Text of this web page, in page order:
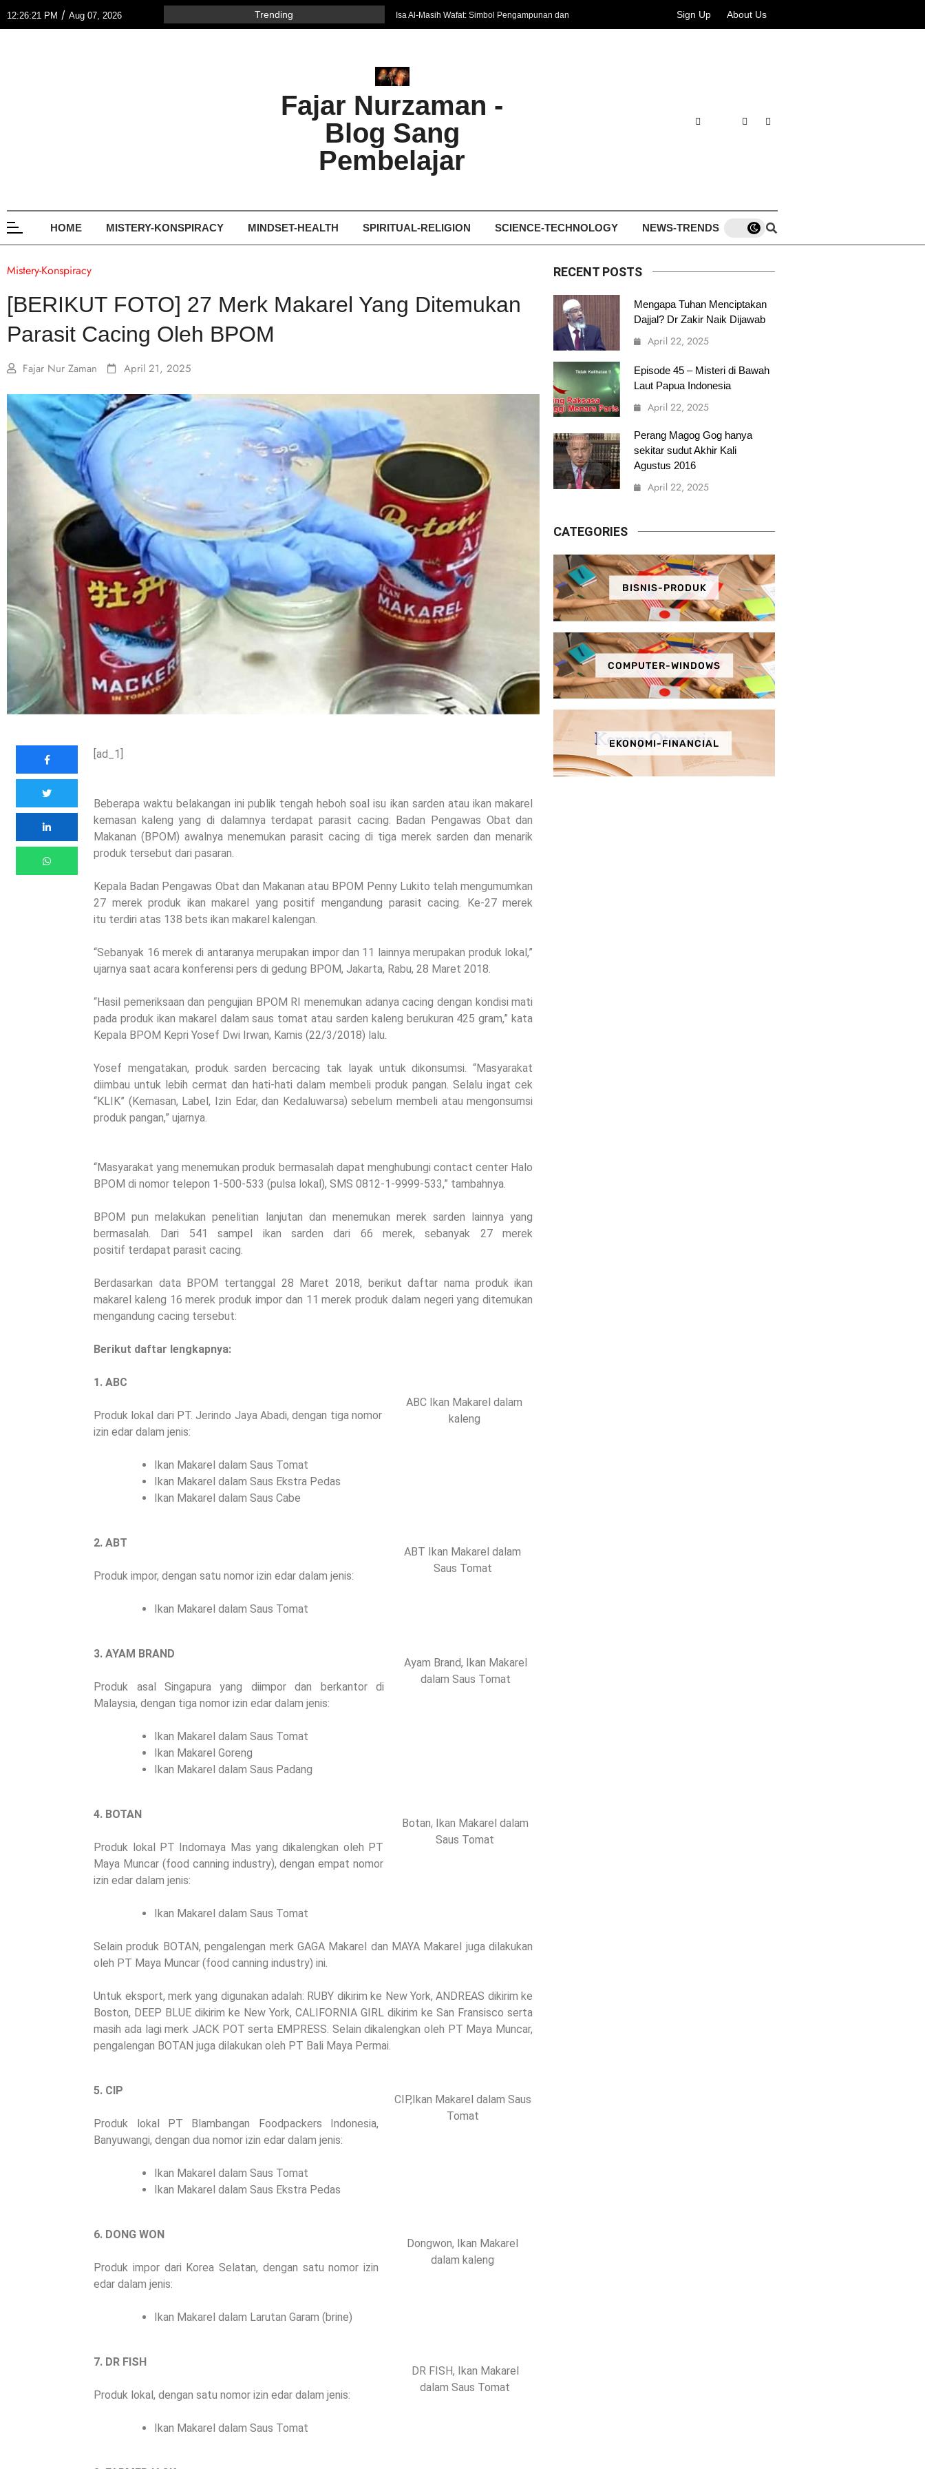
12:26:21 PM / Aug 07, 2026 Trending
Isa Al-Masih Wafat: Simbol Pengampunan dan
Harapan Baru
Ghosting: Menghilang Tanpa Jejak, Tren Toxic
Bukan Seberapa Keras Kita Jatuh, tetapi
Bagaimana Kita Bangkit Kembali
Dampak Fatherless: Ketika Anak Salah
Mengartikan Cinta dan Kasih Sayang
Sign Up About Us
Fajar Nurzaman -
Blog Sang
Pembelajar
HOME MISTERY-KONSPIRACY MINDSET-HEALTH SPIRITUAL-RELIGION SCIENCE-TECHNOLOGY NEWS-TRENDS
Mistery-Konspiracy
[BERIKUT FOTO] 27 Merk Makarel Yang Ditemukan
Parasit Cacing Oleh BPOM
Fajar Nur Zaman April 21, 2025
[ad_1]
Beberapa waktu belakangan ini publik tengah heboh soal isu ikan sarden atau ikan makarel
kemasan kaleng yang di dalamnya terdapat parasit cacing. Badan Pengawas Obat dan
Makanan (BPOM) awalnya menemukan parasit cacing di tiga merek sarden dan menarik
produk tersebut dari pasaran.
Kepala Badan Pengawas Obat dan Makanan atau BPOM Penny Lukito telah mengumumkan
27 merek produk ikan makarel yang positif mengandung parasit cacing. Ke-27 merek
itu terdiri atas 138 bets ikan makarel kalengan.
“Sebanyak 16 merek di antaranya merupakan impor dan 11 lainnya merupakan produk lokal,”
ujarnya saat acara konferensi pers di gedung BPOM, Jakarta, Rabu, 28 Maret 2018.
“Hasil pemeriksaan dan pengujian BPOM RI menemukan adanya cacing dengan kondisi mati
pada produk ikan makarel dalam saus tomat atau sarden kaleng berukuran 425 gram,” kata
Kepala BPOM Kepri Yosef Dwi Irwan, Kamis (22/3/2018) lalu.
Yosef mengatakan, produk sarden bercacing tak layak untuk dikonsumsi. “Masyarakat
diimbau untuk lebih cermat dan hati-hati dalam membeli produk pangan. Selalu ingat cek
“KLIK” (Kemasan, Label, Izin Edar, dan Kedaluwarsa) sebelum membeli atau mengonsumsi
produk pangan,” ujarnya.
“Masyarakat yang menemukan produk bermasalah dapat menghubungi contact center Halo
BPOM di nomor telepon 1-500-533 (pulsa lokal), SMS 0812-1-9999-533,” tambahnya.
BPOM pun melakukan penelitian lanjutan dan menemukan merek sarden lainnya yang
bermasalah. Dari 541 sampel ikan sarden dari 66 merek, sebanyak 27 merek
positif terdapat parasit cacing.
Berdasarkan data BPOM tertanggal 28 Maret 2018, berikut daftar nama produk ikan
makarel kaleng 16 merek produk impor dan 11 merek produk dalam negeri yang ditemukan
mengandung cacing tersebut:
Berikut daftar lengkapnya:
ABC Ikan Makarel dalam
kaleng
1. ABC
Produk lokal dari PT. Jerindo Jaya Abadi, dengan tiga nomor
izin edar dalam jenis:
Ikan Makarel dalam Saus Tomat
Ikan Makarel dalam Saus Ekstra Pedas
Ikan Makarel dalam Saus Cabe
ABT Ikan Makarel dalam
Saus Tomat
2. ABT
Produk impor, dengan satu nomor izin edar dalam jenis:
Ikan Makarel dalam Saus Tomat
Ayam Brand, Ikan Makarel
dalam Saus Tomat
3. AYAM BRAND
Produk asal Singapura yang diimpor dan berkantor di
Malaysia, dengan tiga nomor izin edar dalam jenis:
Ikan Makarel dalam Saus Tomat
Ikan Makarel Goreng
Ikan Makarel dalam Saus Padang
Botan, Ikan Makarel dalam
Saus Tomat
4. BOTAN
Produk lokal PT Indomaya Mas yang dikalengkan oleh PT
Maya Muncar (food canning industry), dengan empat nomor
izin edar dalam jenis:
Ikan Makarel dalam Saus Tomat
Selain produk BOTAN, pengalengan merk GAGA Makarel dan MAYA Makarel juga dilakukan
oleh PT Maya Muncar (food canning industry) ini.
Untuk eksport, merk yang digunakan adalah: RUBY dikirim ke New York, ANDREAS dikirim ke
Boston, DEEP BLUE dikirim ke New York, CALIFORNIA GIRL dikirim ke San Fransisco serta
masih ada lagi merk JACK POT serta EMPRESS. Selain dikalengkan oleh PT Maya Muncar,
pengalengan BOTAN juga dilakukan oleh PT Bali Maya Permai.
CIP,Ikan Makarel dalam Saus
Tomat
5. CIP
Produk lokal PT Blambangan Foodpackers Indonesia,
Banyuwangi, dengan dua nomor izin edar dalam jenis:
Ikan Makarel dalam Saus Tomat
Ikan Makarel dalam Saus Ekstra Pedas
Dongwon, Ikan Makarel
dalam kaleng
6. DONG WON
Produk impor dari Korea Selatan, dengan satu nomor izin
edar dalam jenis:
Ikan Makarel dalam Larutan Garam (brine)
DR FISH, Ikan Makarel
dalam Saus Tomat
7. DR FISH
Produk lokal, dengan satu nomor izin edar dalam jenis:
Ikan Makarel dalam Saus Tomat
RECENT POSTS
Mengapa Tuhan Menciptakan
Dajjal? Dr Zakir Naik Dijawab
April 22, 2025
Episode 45 – Misteri di Bawah
Laut Papua Indonesia
April 22, 2025
Perang Magog Gog hanya
sekitar sudut Akhir Kali
Agustus 2016
April 22, 2025
CATEGORIES
BISNIS-PRODUK
COMPUTER-WINDOWS
EKONOMI-FINANCIAL